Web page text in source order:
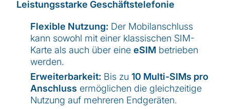
Leistungsstarke Geschäftstelefonie
Flexible Nutzung: Der Mobilanschluss
kann sowohl mit einer klassischen SIM-
Karte als auch über eine eSIM betrieben
werden.
Erweiterbarkeit: Bis zu 10 Multi-SIMs pro
Anschluss ermöglichen die gleichzeitige
Nutzung auf mehreren Endgeräten.